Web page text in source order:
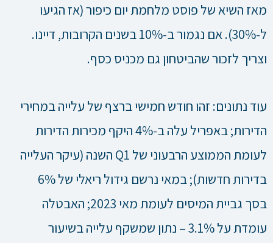
מאז השיא של פוסט מלחמת יום כיפור (אז הגיעו
ל-30%). אם נגמור ב-10% בשנים הקרובות, דיינו.
וצריך לזכור שהביטחון גם מכניס כסף.
עוד נתונים: זהו חודש חמישי ברצף של עלייה במחירי
הדירות; באפריל עלה ב-4% היקף מכירות הדירות
לעומת הממוצע הרבעוני של Q1 השנה (עיקר העלייה
בדירות חדשות); במאי נרשם גידול ריאלי של 6%
בסך גביית המיסים לעומת מאי 2023; האבטלה
עומדת על 3.1% – נתון שמשקף עלייה בשיעור